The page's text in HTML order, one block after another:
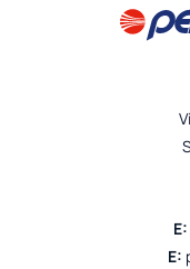
E:
E: